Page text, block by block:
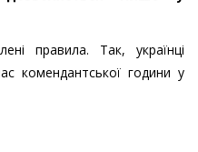
правила. Так, українці
комендантської години у